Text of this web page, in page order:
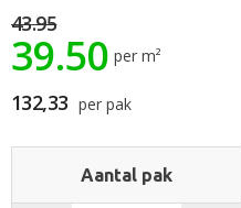
de
afbeeldingen-
gallerij
43.95
39.50 per m²
132,33 per pak
Aantal pak